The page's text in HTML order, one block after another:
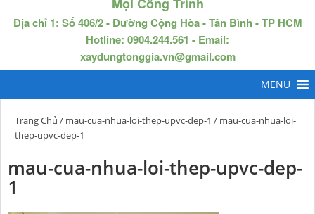
Địa chỉ 1: Số 406/2 - Đường Cộng Hòa - Tân Bình - TP HCM
Hotline: 0904.244.561 - Email:
xaydungtonggia.vn@gmail.com
Trang Chủ / mau-cua-nhua-loi-thep-upvc-dep-1 / mau-cua-nhua-loi-
thep-upvc-dep-1
mau-cua-nhua-loi-thep-upvc-dep-
1